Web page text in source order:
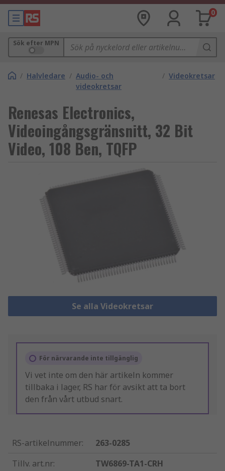
0
Sök efter MPN
/ Halvledare / Audio- och
videokretsar
/ Videokretsar
Renesas Electronics,
Videoingångsgränsnitt, 32 Bit
Video, 108 Ben, TQFP
Se alla Videokretsar
För närvarande inte tillgänglig
Vi vet inte om den här artikeln kommer
tillbaka i lager, RS har för avsikt att ta bort
den från vårt utbud snart.
RS-artikelnummer:
263-0285
Tillv. art.nr:
TW6869-TA1-CRH